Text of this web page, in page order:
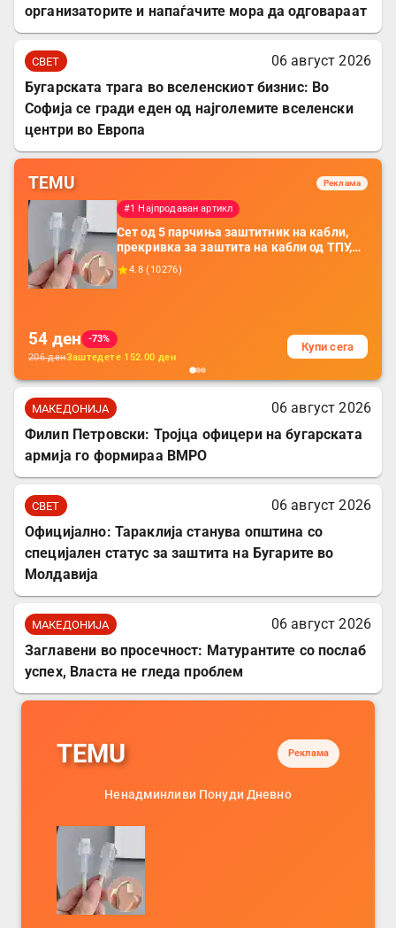
организаторите и напаѓачите мора да одговараат
СВЕТ
06 август 2026
Бугарската трага во вселенскиот бизнис: Во
Софија се гради еден од најголемите вселенски
центри во Европа
TEMU Реклама
#1 Најпродаван артикл
Сет од 5 парчиња заштитник на кабли,
прекривка за заштита на кабли од ТПУ,
додатоци за заштита на кабли, без
батерија, за мобилни телефони, комплет
4.8 ( 10276)
54 ден
-73%
206денЗаштедете 152.00 ден
Купи сега
МАКЕДОНИЈА
06 август 2026
Филип Петровски: Тројца офицери на бугарската
армија го формираа ВМРО
СВЕТ
06 август 2026
Официјално: Тараклија станува општина со
специјален статус за заштита на Бугарите во
Молдавија
МАКЕДОНИЈА
06 август 2026
Заглавени во просечност: Матурантите со послаб
успех, Власта не гледа проблем
TEMU Реклама
Ненадминливи Понуди Дневно